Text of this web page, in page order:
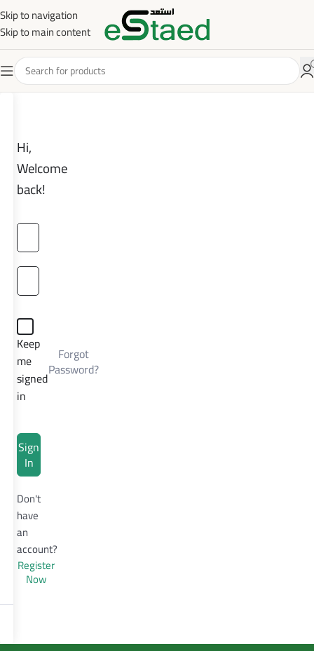
Skip to navigation
Skip to main content
Hi,
Welcome
back!
Keep
me
signed
in
Forgot
Password?
Sign
In
Don't
have
an
account?
Register
Now